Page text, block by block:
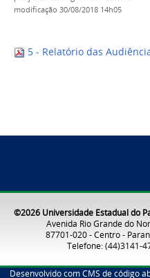
modificação 30/08/2018 14h05
5 - Relatório das
©2026 Universidade Estadual do
Avenida Rio Grande do
87701-020 - Centro -
Telefone: (44)3141-
Desenvolvido com CMS de código